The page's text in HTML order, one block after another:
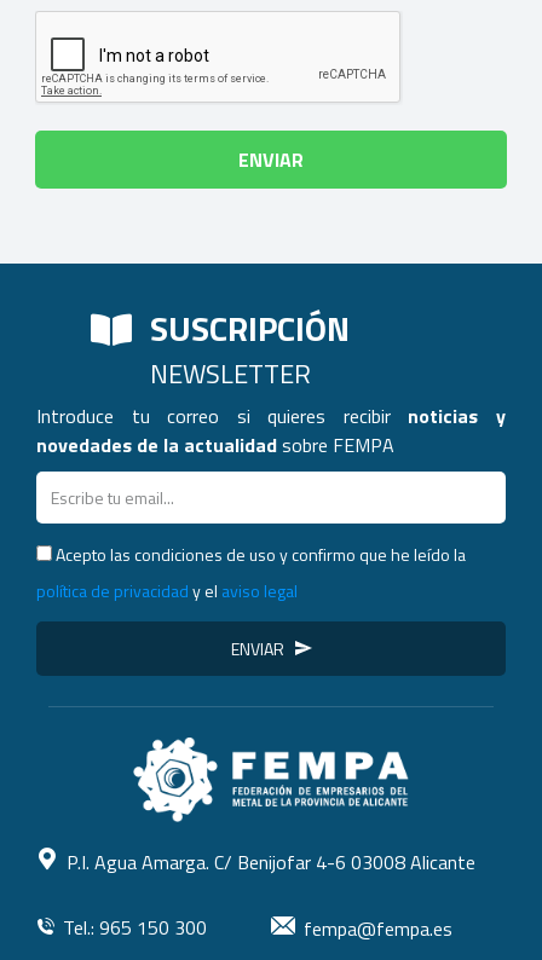
SUSCRIPCIÓN
NEWSLETTER
Introduce tu correo si quieres recibir noticias y
novedades de la actualidadsobre FEMPA
Acepto las condiciones de uso y confirmo que he leído la
política de privacidady el aviso legal
ENVIAR
P.I. Agua Amarga. C/ Benijofar 4-6 03008 Alicante
Tel.: 965 150 300 fempa@fempa.es